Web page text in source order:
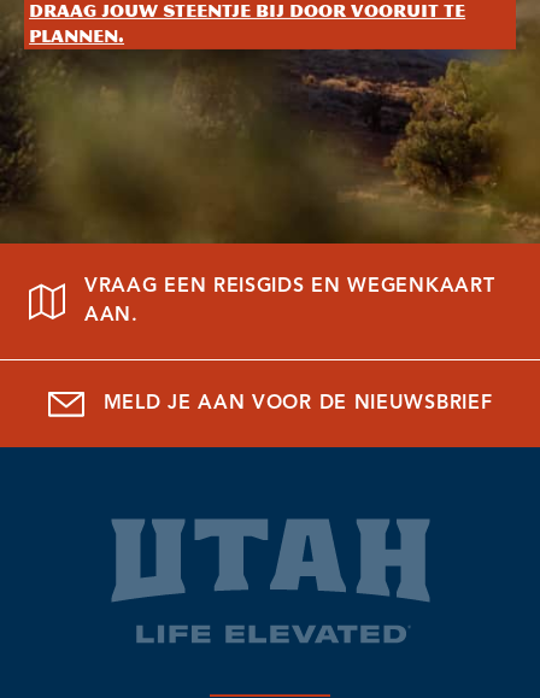
Draag jouw steentje bij door vooruit te
plannen.
VRAAG EEN REISGIDS EN WEGENKAART
AAN.
MELD JE AAN VOOR DE NIEUWSBRIEF